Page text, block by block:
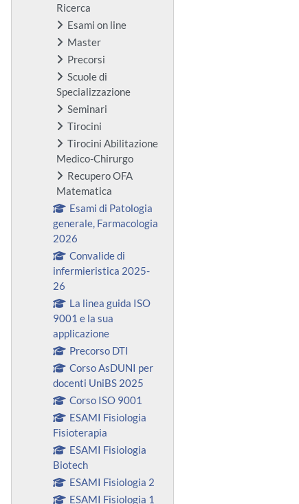
Ricerca
Esami on line
Master
Precorsi
Scuole di
Specializzazione
Seminari
Tirocini
Tirocini Abilitazione
Medico-Chirurgo
Recupero OFA
Matematica
Esami di Patologia
generale, Farmacologia
2026
Convalide di
infermieristica 2025-
26
La linea guida ISO
9001 e la sua
applicazione
Precorso DTI
Corso AsDUNI per
docenti UniBS 2025
Corso ISO 9001
ESAMI Fisiologia
Fisioterapia
ESAMI Fisiologia
Biotech
ESAMI Fisiologia 2
ESAMI Fisiologia 1